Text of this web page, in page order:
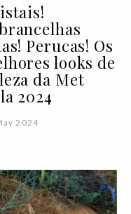
Perucas! Os
looks de
da Met
2024
2024